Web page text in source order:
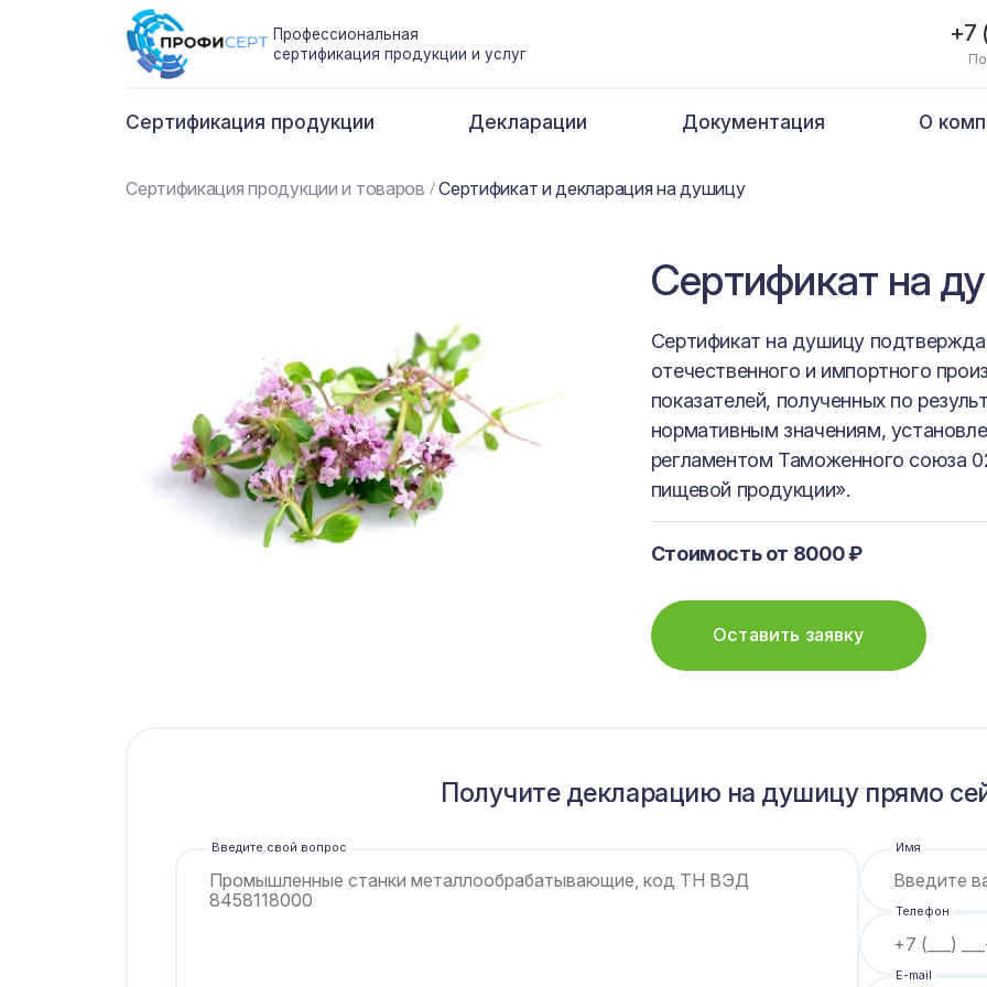
Профессиональная
сертификация продукции и услуг
+7
Сертификация продукции Декларации Документация О
Сертификация продукции и товаров Сертификат и декларация на душицу
Сертификат на
Сертификат на душицу
отечественного и импортного
показателей, полученных по
нормативным значениям,
регламентом Таможенного союза
пищевой продукции».
Стоимость от 8000 ₽
Оставить заявку
Получите декларацию на душицу прямо
Введите свой вопрос Имя
Телефон
E-mail